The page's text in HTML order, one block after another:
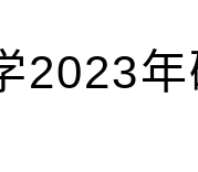
2023